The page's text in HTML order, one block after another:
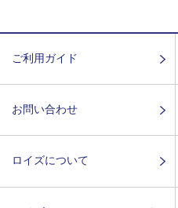
ご利用ガイド
お問い合わせ
ロイズについて